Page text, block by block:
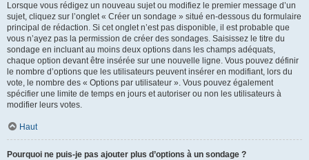
Lorsque vous rédigez un nouveau sujet ou modifiez le premier message d’un
sujet, cliquez sur l’onglet « Créer un sondage » situé en-dessous du formulaire
principal de rédaction. Si cet onglet n’est pas disponible, il est probable que
vous n’ayez pas la permission de créer des sondages. Saisissez le titre du
sondage en incluant au moins deux options dans les champs adéquats,
chaque option devant être insérée sur une nouvelle ligne. Vous pouvez définir
le nombre d’options que les utilisateurs peuvent insérer en modifiant, lors du
vote, le nombre des « Options par utilisateur ». Vous pouvez également
spécifier une limite de temps en jours et autoriser ou non les utilisateurs à
modifier leurs votes.
Haut
Pourquoi ne puis-je pas ajouter plus d’options à un sondage ?